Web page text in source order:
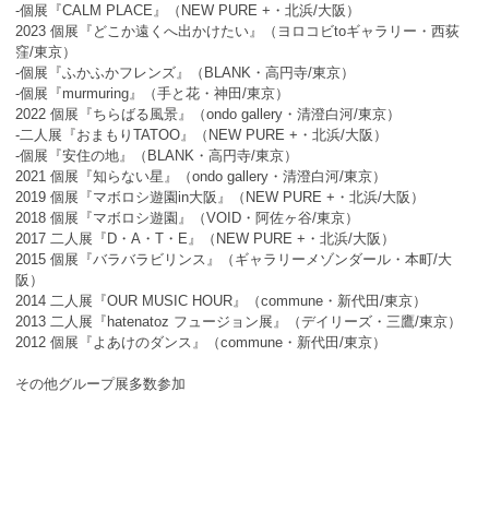
-個展『CALM PLACE』（NEW PURE +・北浜/大阪）
2023 個展『どこか遠くへ出かけたい』（ヨロコビtoギャラリー・西荻
窪/東京）
-個展『ふかふかフレンズ』（BLANK・高円寺/東京）
-個展『murmuring』（手と花・神田/東京）
2022 個展『ちらばる風景』（ondo gallery・清澄白河/東京）
-二人展『おまもりTATOO』（NEW PURE +・北浜/大阪）
-個展『安住の地』（BLANK・高円寺/東京）
2021 個展『知らない星』（ondo gallery・清澄白河/東京）
2019 個展『マボロシ遊園in大阪』（NEW PURE +・北浜/大阪）
2018 個展『マボロシ遊園』（VOID・阿佐ヶ谷/東京）
2017 二人展『D・A・T・E』（NEW PURE +・北浜/大阪）
2015 個展『バラバラビリンス』（ギャラリーメゾンダール・本町/大
阪）
2014 二人展『OUR MUSIC HOUR』（commune・新代田/東京）
2013 二人展『hatenatoz フュージョン展』（デイリーズ・三鷹/東京）
2012 個展『よあけのダンス』（commune・新代田/東京）
その他グループ展多数参加